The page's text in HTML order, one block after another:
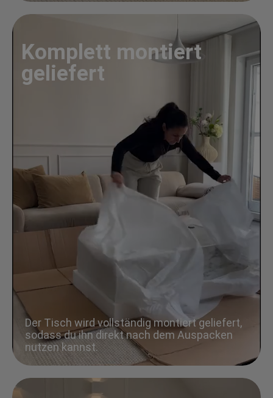
Komplett montiert
geliefert
Der Tisch wird vollständig montiert geliefert,
sodass du ihn direkt nach dem Auspacken
nutzen kannst.